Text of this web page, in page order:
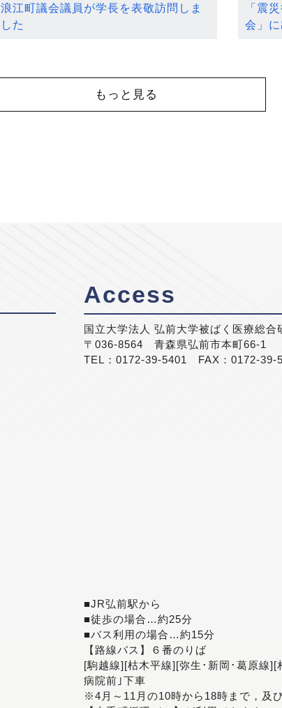
浪江町議会議員が学長を表敬訪問しま
した
「震
会」
もっと見る
Access
国立大学法人 弘前大学被ばく医療総合
〒036-8564 青森県弘前市本町66-1
TEL：0172-39-5401 FAX：0172-39-
■JR弘前駅から
■徒歩の場合…約25分
■バス利用の場合…約15分
【路線バス】６番のりば
[駒越線][枯木平線][弥生･新岡･葛原線
病院前｣下車
※4月～11月の10時から18時まで，及